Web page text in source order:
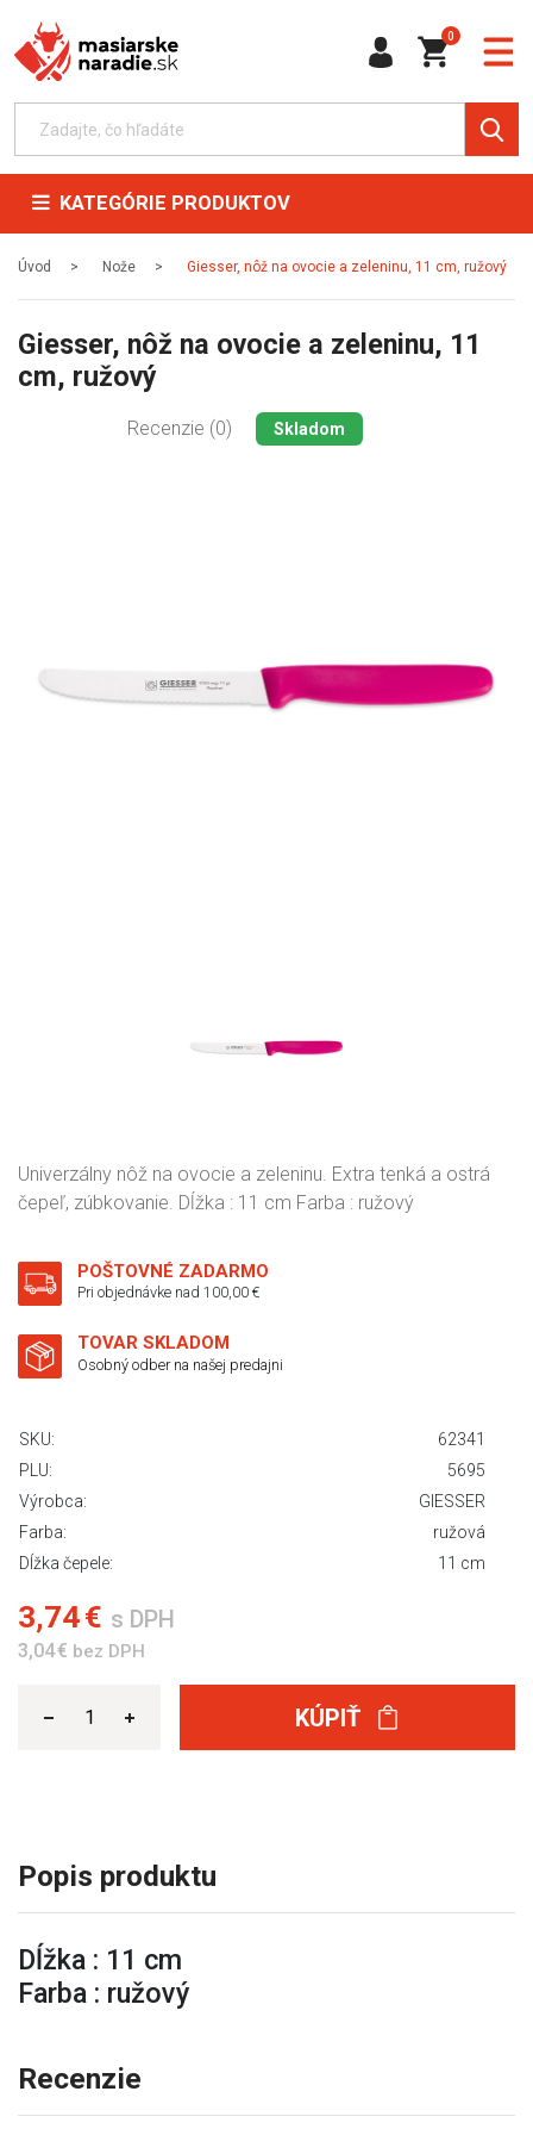
0
KATEGÓRIE PRODUKTOV
Úvod Nože Giesser, nôž na ovocie a zeleninu, 11 cm, ružový
Giesser, nôž na ovocie a zeleninu, 11
cm, ružový
Recenzie (0) Skladom
Univerzálny nôž na ovocie a zeleninu. Extra tenká a ostrá
čepeľ, zúbkovanie. Dĺžka : 11 cm Farba : ružový
POŠTOVNÉ ZADARMO
Pri objednávke nad 100,00 €
TOVAR SKLADOM
Osobný odber na našej predajni
SKU:
62341
PLU:
5695
Výrobca:
GIESSER
Farba:
ružová
Dĺžka čepele:
11 cm
3,74 € s DPH
3,04 € bez DPH
KÚPIŤ
Popis produktu
Dĺžka : 11 cm
Farba : ružový
Recenzie